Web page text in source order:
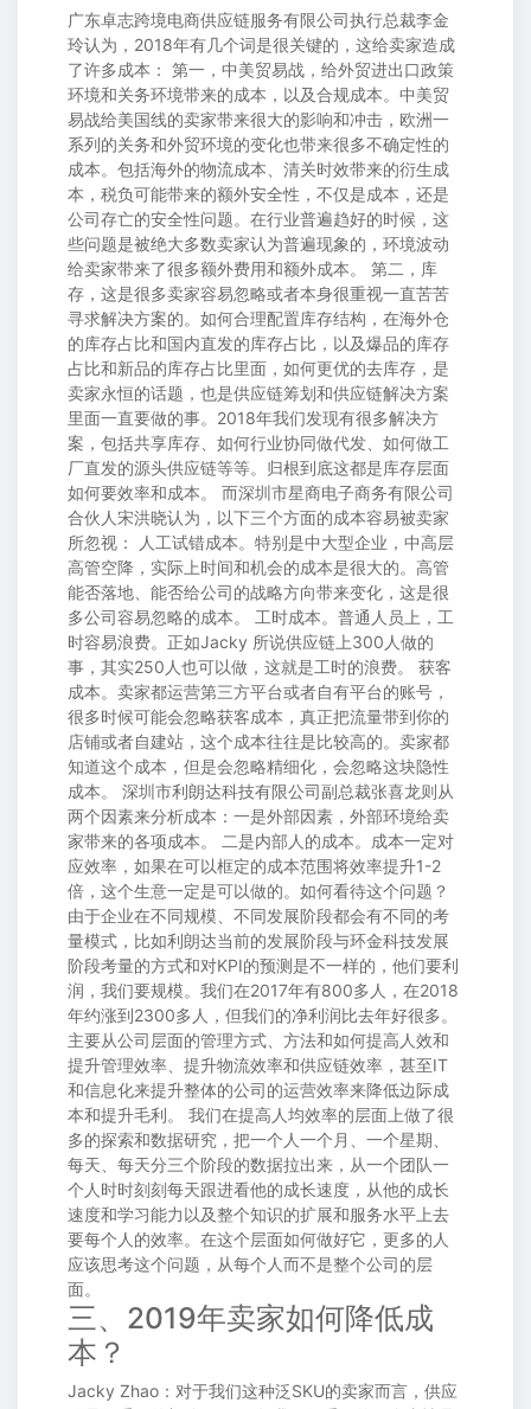
广东卓志跨境电商供应链服务有限公司执行总裁李金
玲认为，2018年有几个词是很关键的，这给卖家造成
了许多成本： 第一，中美贸易战，给外贸进出口政策
环境和关务环境带来的成本，以及合规成本。中美贸
易战给美国线的卖家带来很大的影响和冲击，欧洲一
系列的关务和外贸环境的变化也带来很多不确定性的
成本。包括海外的物流成本、清关时效带来的衍生成
本，税负可能带来的额外安全性，不仅是成本，还是
公司存亡的安全性问题。在行业普遍趋好的时候，这
些问题是被绝大多数卖家认为普遍现象的，环境波动
给卖家带来了很多额外费用和额外成本。 第二，库
存，这是很多卖家容易忽略或者本身很重视一直苦苦
寻求解决方案的。如何合理配置库存结构，在海外仓
的库存占比和国内直发的库存占比，以及爆品的库存
占比和新品的库存占比里面，如何更优的去库存，是
卖家永恒的话题，也是供应链筹划和供应链解决方案
里面一直要做的事。2018年我们发现有很多解决方
案，包括共享库存、如何行业协同做代发、如何做工
厂直发的源头供应链等等。归根到底这都是库存层面
如何要效率和成本。 而深圳市星商电子商务有限公司
合伙人宋洪晓认为，以下三个方面的成本容易被卖家
所忽视： 人工试错成本。特别是中大型企业，中高层
高管空降，实际上时间和机会的成本是很大的。高管
能否落地、能否给公司的战略方向带来变化，这是很
多公司容易忽略的成本。 工时成本。普通人员上，工
时容易浪费。正如Jacky 所说供应链上300人做的
事，其实250人也可以做，这就是工时的浪费。 获客
成本。卖家都运营第三方平台或者自有平台的账号，
很多时候可能会忽略获客成本，真正把流量带到你的
店铺或者自建站，这个成本往往是比较高的。卖家都
知道这个成本，但是会忽略精细化，会忽略这块隐性
成本。 深圳市利朗达科技有限公司副总裁张喜龙则从
两个因素来分析成本：一是外部因素，外部环境给卖
家带来的各项成本。 二是内部人的成本。成本一定对
应效率，如果在可以框定的成本范围将效率提升1-2
倍，这个生意一定是可以做的。如何看待这个问题？
由于企业在不同规模、不同发展阶段都会有不同的考
量模式，比如利朗达当前的发展阶段与环金科技发展
阶段考量的方式和对KPI的预测是不一样的，他们要利
润，我们要规模。我们在2017年有800多人，在2018
年约涨到2300多人，但我们的净利润比去年好很多。
主要从公司层面的管理方式、方法和如何提高人效和
提升管理效率、提升物流效率和供应链效率，甚至IT
和信息化来提升整体的公司的运营效率来降低边际成
本和提升毛利。 我们在提高人均效率的层面上做了很
多的探索和数据研究，把一个人一个月、一个星期、
每天、每天分三个阶段的数据拉出来，从一个团队一
个人时时刻刻每天跟进看他的成长速度，从他的成长
速度和学习能力以及整个知识的扩展和服务水平上去
要每个人的效率。在这个层面如何做好它，更多的人
应该思考这个问题，从每个人而不是整个公司的层
面。
三、2019年卖家如何降低成
本？
Jacky Zhao：对于我们这种泛SKU的卖家而言，供应